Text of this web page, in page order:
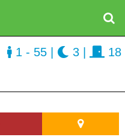
1 - 55 3 18